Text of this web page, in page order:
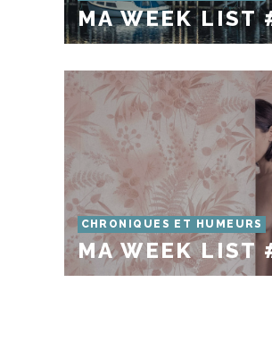
MA WEEK LIST
CHRONIQUES ET HUMEURS
MA WEEK LIST